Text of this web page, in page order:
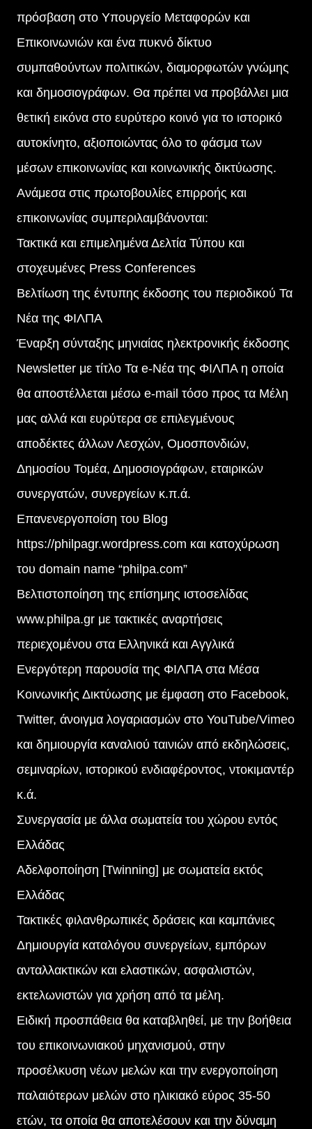
πρόσβαση στο Υπουργείο Μεταφορών και
Επικοινωνιών και ένα πυκνό δίκτυο
συμπαθούντων πολιτικών, διαμορφωτών γνώμης
και δημοσιογράφων. Θα πρέπει να προβάλλει μια
θετική εικόνα στο ευρύτερο κοινό για το ιστορικό
αυτοκίνητο, αξιοποιώντας όλο το φάσμα των
μέσων επικοινωνίας και κοινωνικής δικτύωσης.
Ανάμεσα στις πρωτοβουλίες επιρροής και
επικοινωνίας συμπεριλαμβάνονται:
Τακτικά και επιμελημένα Δελτία Τύπου και
στοχευμένες Press Conferences
Βελτίωση της έντυπης έκδοσης του περιοδικού Τα
Νέα της ΦΙΛΠΑ
Έναρξη σύνταξης μηνιαίας ηλεκτρονικής έκδοσης
Newsletter με τίτλο Τα e-Νέα της ΦΙΛΠΑ η οποία
θα αποστέλλεται μέσω e-mail τόσο προς τα Μέλη
μας αλλά και ευρύτερα σε επιλεγμένους
αποδέκτες άλλων Λεσχών, Ομοσπονδιών,
Δημοσίου Τομέα, Δημοσιογράφων, εταιρικών
συνεργατών, συνεργείων κ.π.ά.
Επανενεργοποίση του Blog
https://philpagr.wordpress.com και κατοχύρωση
του domain name “philpa.com”
Βελτιστοποίηση της επίσημης ιστοσελίδας
www.philpa.gr με τακτικές αναρτήσεις
περιεχομένου στα Ελληνικά και Αγγλικά
Ενεργότερη παρουσία της ΦΙΛΠΑ στα Μέσα
Κοινωνικής Δικτύωσης με έμφαση στο Facebook,
Twitter, άνοιγμα λογαριασμών στο YouTube/Vimeo
και δημιουργία καναλιού ταινιών από εκδηλώσεις,
σεμιναρίων, ιστορικού ενδιαφέροντος, ντοκιμαντέρ
κ.ά.
Συνεργασία με άλλα σωματεία του χώρου εντός
Ελλάδας
Αδελφοποίηση [Twinning] με σωματεία εκτός
Ελλάδας
Τακτικές φιλανθρωπικές δράσεις και καμπάνιες
Δημιουργία καταλόγου συνεργείων, εμπόρων
ανταλλακτικών και ελαστικών, ασφαλιστών,
εκτελωνιστών για χρήση από τα μέλη.
Ειδική προσπάθεια θα καταβληθεί, με την βοήθεια
του επικοινωνιακού μηχανισμού, στην
προσέλκυση νέων μελών και την ενεργοποίηση
παλαιότερων μελών στο ηλικιακό εύρος 35-50
ετών, τα οποία θα αποτελέσουν και την δύναμη